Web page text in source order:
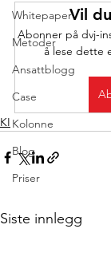
Whitepaper
Metoder
Ansattblogg
Case
Kolonne
Blog
Priser
Vil
Abonner på dvj-
å lese dette
KI
Siste innlegg